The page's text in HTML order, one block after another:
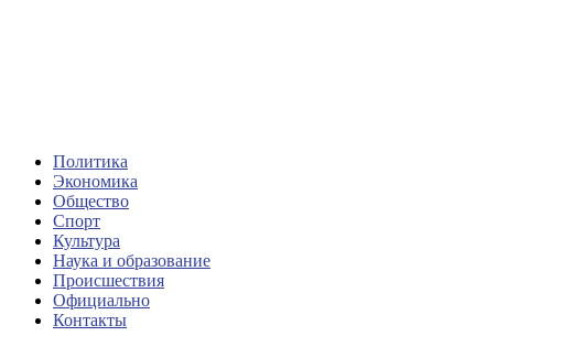
Политика
Экономика
Общество
Спорт
Культура
Наука и образование
Происшествия
Официально
Контакты